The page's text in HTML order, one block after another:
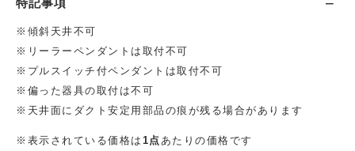
特記事項
※傾斜天井不可
※リーラーペンダントは取付不可
※プルスイッチ付ペンダントは取付不可
※偏った器具の取付は不可
※天井面にダクト安定用部品の痕が残る場合があります
※表示されている価格は 1点あたりの価格です